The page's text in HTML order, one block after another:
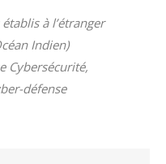
à l’étranger
Indien)
Cybersécurité,
défense